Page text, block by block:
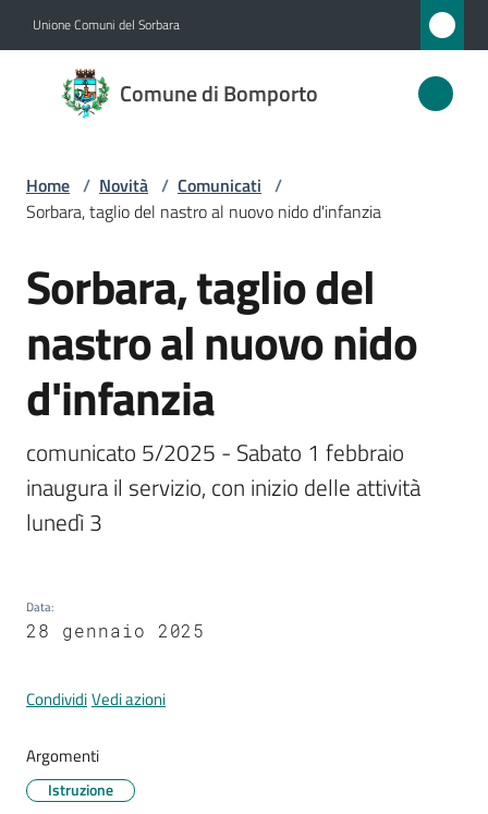
Unione Comuni del Sorbara
Comune di Bomporto
Comune
di
Novità
Servizi
Vivere
Bomporto
gli
argomenti...
su
Home / Novità / Comunicati /
Sorbara, taglio del nastro al nuovo nido d'infanzia
Salta al contenuto
Sorbara, taglio del
nastro al nuovo nido
d'infanzia
comunicato 5/2025 - Sabato 1 febbraio
inaugura il servizio, con inizio delle attività
lunedì 3
Data:
28 gennaio 2025
CondividiVedi azioni
Argomenti
Istruzione